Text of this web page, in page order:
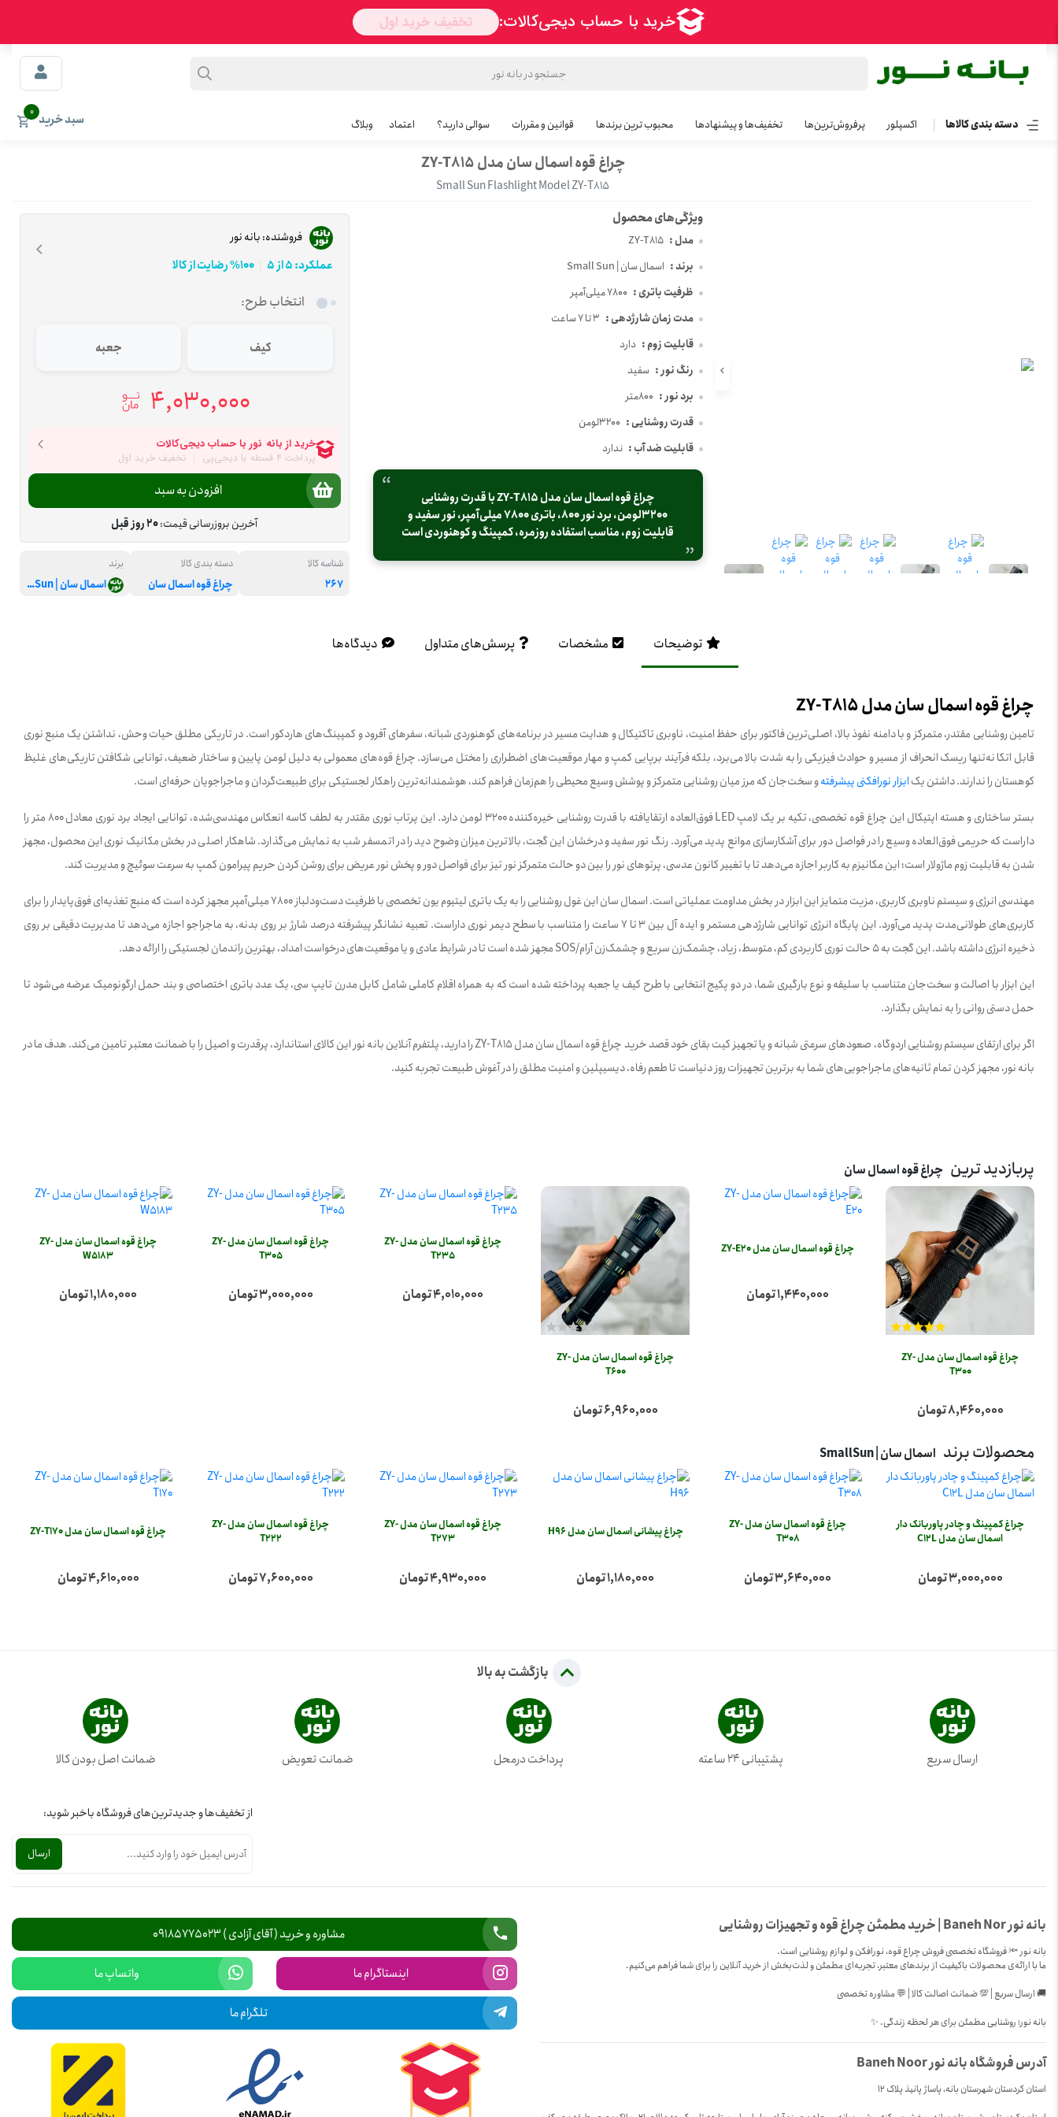
دسته بندی کالاها اکسپلور پرفروش‌ترین‌ها تخفیف‌ها و پیشنهادها محبوب ترین برندها قوانین و مقررات سوالی دارید؟ اعتماد وبلاگ سبد خرید 0
چراغ قوه اسمال سان مدل ZY-T815
Small Sun Flashlight Model ZY-T815
مدل : ZY-T815
برند : اسمال سان | Small Sun
ظرفیت باتری : 7800 میلی‌آمپر
مدت زمان شارژدهی : 3 تا 7 ساعت
قابلیت زوم : دارد
رنگ نور : سفید
برد نور : 800متر
قدرت روشنایی : 3200لومن
قابلیت ضد آب : ندارد
چراغ قوه اسمال سان مدل ZY-T815 با قدرت روشنایی
3200لومن، برد نور 800، باتری 7800 میلی‌آمپر، نور سفید و
قابلیت زوم، مناسب استفاده روزمره، کمپینگ و کوهنوردی است
فروشنده:بانه نور
عملکرد: 5 از 5
100% رضایت از کالا
انتخاب طرح:
کیف جعبه
4,030,000
افزودن به سبد
آخرین بروزرسانی قیمت:20 روز قبل
شناسه کالا
267
دسته بندی کالا
چراغ قوه اسمال سان
برند
اسمال سان | SmallSun
توضیحات مشخصات پرسش‌های متداول دیدگاه‌ها
چراغ قوه اسمال سان مدل ZY-T815
تامین روشنایی مقتدر، متمرکز و با دامنه نفوذ بالا، اصلی‌ترین فاکتور برای حفظ امنیت، ناوبری تاکتیکال و هدایت مسیر در برنامه‌های کوهنوردی شبانه، سفرهای آفرود و کمپینگ‌های هاردکور است. در تاریکی مطلق حیات وحش، نداشتن یک منبع نوری
قابل اتکا نه‌تنها ریسک انحراف از مسیر و حوادث فیزیکی را به شدت بالا می‌برد، بلکه فرآیند برپایی کمپ و مهار موقعیت‌های اضطراری را مختل می‌سازد. چراغ قوه‌های معمولی به دلیل لومن پایین و ساختار ضعیف، توانایی شکافتن تاریکی‌های غلیظ
کوهستان را ندارند. داشتن یکابزار نورافکنی پیشرفتهو سخت‌جان که مرز میان روشنایی متمرکز و پوشش وسیع محیطی را هم‌زمان فراهم کند، هوشمندانه‌ترین راهکار لجستیکی برای طبیعت‌گردان و ماجراجویان حرفه‌ای است.
بستر ساختاری و هسته اپتیکال این چراغ قوه تخصصی، تکیه بر یک لامپ LED فوق‌العاده ارتقایافته با قدرت روشنایی خیره‌کننده 3200 لومن دارد. این پرتاب نوری مقتدر به لطف کاسه انعکاس مهندسی‌شده، توانایی ایجاد برد نوری معادل 800 متر را
داراست که حریمی فوق‌العاده وسیع را در فواصل دور برای آشکارسازی موانع پدید می‌آورد. رنگ نور سفید و درخشان این گجت، بالاترین میزان وضوح دید را در اتمسفر شب به نمایش می‌گذارد. شاهکار اصلی در بخش مکانیک نوری این محصول، مجهز
شدن به قابلیت زوم ماژولار است؛ این مکانیزم به کاربر اجازه می‌دهد تا با تغییر کانون عدسی، پرتوهای نور را بین دو حالت متمرکز نور تیز برای فواصل دور و پخش نور عریض برای روشن کردن حریم پیرامون کمپ به سرعت سوئیچ و مدیریت کند.
مهندسی انرژی و سیستم ناوبری کاربری، مزیت متمایز این ابزار در بخش مداومت عملیاتی است. اسمال سان این غول روشنایی را به یک باتری لیتیوم یون تخصصی با ظرفیت دست‌ودلباز 7800 میلی‌آمپر مجهز کرده است که منبع تغذیه‌ای فوق‌پایدار را برای
کاربری‌های طولانی‌مدت پدید می‌آورد. این پایگاه انرژی توانایی شارژدهی مستمر و ایده آل بین 3 تا 7 ساعت را متناسب با سطح دیمر نوری داراست. تعبیه نشانگر پیشرفته درصد شارژ بر روی بدنه، به ماجراجو اجازه می‌دهد تا مدیریت دقیقی بر روی
ذخیره انرژی داشته باشد. این گجت به 5 حالت نوری کاربردی کم، متوسط، زیاد، چشمک‌زن سریع و چشمک‌زن آرام/SOS مجهز شده است تا در شرایط عادی و یا موقعیت‌های درخواست امداد، بهترین راندمان لجستیکی را ارائه دهد.
این ابزار با اصالت و سخت‌جان متناسب با سلیقه و نوع بارگیری شما، در دو پکیج انتخابی با طرح کیف یا جعبه پرداخته شده است که به همراه اقلام کاملی شامل کابل مدرن تایپ سی، یک عدد باتری اختصاصی و بند حمل ارگونومیک عرضه می‌شود تا
حمل دستی روانی را به نمایش بگذارد.
اگر برای ارتقای سیستم روشنایی اردوگاه، صعودهای سرعتی شبانه و یا تجهیز کیت بقای خود قصد خرید چراغ قوه اسمال سان مدل ZY-T815 را دارید، پلتفرم آنلاین بانه نور این کالای استاندارد، پرقدرت و اصیل را با ضمانت معتبر تامین می‌کند. هدف ما در
بانه نور، مجهز کردن تمام ثانیه‌های ماجراجویی‌های شما به برترین تجهیزات روز دنیاست تا طعم رفاه، دیسیپلین و امنیت مطلق را در آغوش طبیعت تجربه کنید.
پربازدید ترین چراغ قوه اسمال سان
چراغ قوه اسمال سان مدل ZY-
T300
8,460,000 تومان
چراغ قوه اسمال سان مدل ZY-E20
1,440,000 تومان
چراغ قوه اسمال سان مدل ZY-
T600
6,960,000 تومان
چراغ قوه اسمال سان مدل ZY-
T235
4,010,000 تومان
چراغ قوه اسمال سان مدل ZY-
T305
3,000,000 تومان
چراغ قوه اسمال سان مدل ZY-
W5183
1,180,000 تومان
محصولات برند اسمال سان | SmallSun
چراغ کمپینگ و چادر پاوربانک دار
اسمال سان مدل C12L
3,000,000 تومان
چراغ قوه اسمال سان مدل ZY-
T308
3,640,000 تومان
چراغ پیشانی اسمال سان مدل H96
1,180,000 تومان
چراغ قوه اسمال سان مدل ZY-
T273
4,930,000 تومان
چراغ قوه اسمال سان مدل ZY-
T222
7,600,000 تومان
چراغ قوه اسمال سان مدل ZY-T170
4,610,000 تومان
بازگشت به بالا
ارسال سریع پشتیبانی 24 ساعته پرداخت درمحل ضمانت تعویض ضمانت اصل بودن کالا
از تخفیف‌ها و جدیدترین‌های فروشگاه باخبر شوید:
بانه نور Baneh Nor | خرید مطمئن چراغ قوه و تجهیزات روشنایی
بانه نور 🔦 فروشگاه تخصصی فروش چراغ قوه، نورافکن و لوازم روشنایی است.
ما با ارائه‌ی محصولات باکیفیت از برندهای معتبر، تجربه‌ای مطمئن و لذت‌بخش از خرید آنلاین را برای شما فراهم می‌کنیم.
🚚 ارسال سریع | 💯 ضمانت اصالت کالا | 💬 مشاوره تخصصی
بانه نور؛ روشنایی مطمئن برای هر لحظه زندگی. ✨
آدرس فروشگاه بانه نور Baneh Noor
استان کردستان شهرستان بانه، پاساژ پانیذ پلاک 12
مشاوره و خرید ( آقای آزادی ) 09185775023
اینستاگرام ما واتساپ ما
تلگرام ما